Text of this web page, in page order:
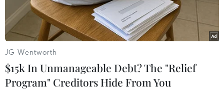
JG Wentworth
$15k In Unmanageable Debt? The "Relief
Program" Creditors Hide From You